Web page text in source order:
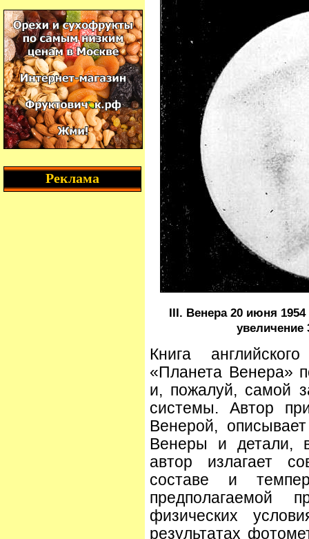
III. Венера 20 июня 1954
Книга
«Планета Венера»
и, пожалуй, самой
системы. Автор
Венерой,
Венеры и детали,
автор излагает
составе и
предполагаемой
физических
результатах
Реклама